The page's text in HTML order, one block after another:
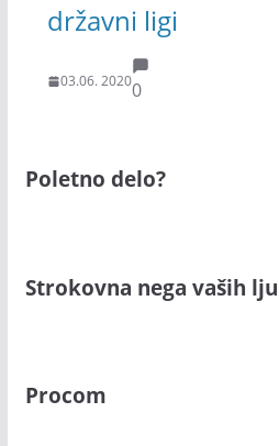
državni ligi
03.06. 20200
Poletno delo?
Strokovna nega vaših
Procom